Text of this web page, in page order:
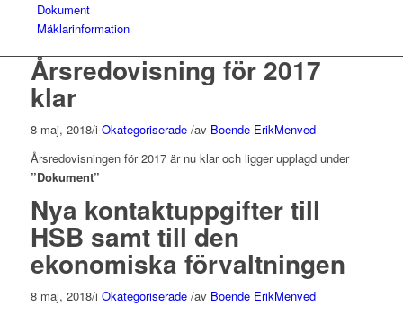
Dokument
Mäklarinformation
Årsredovisning för 2017
klar
8 maj, 2018/i Okategoriserade /av Boende ErikMenved
Årsredovisningen för 2017 är nu klar och ligger upplagd under
”Dokument”
Nya kontaktuppgifter till
HSB samt till den
ekonomiska förvaltningen
8 maj, 2018/i Okategoriserade /av Boende ErikMenved